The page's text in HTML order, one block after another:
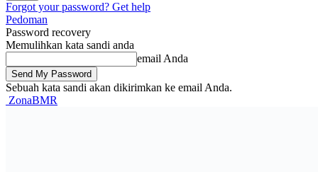
Forgot your password? Get help
Pedoman
Password recovery
Memulihkan kata sandi anda
email Anda
Sebuah kata sandi akan dikirimkan ke email Anda.
ZonaBMR